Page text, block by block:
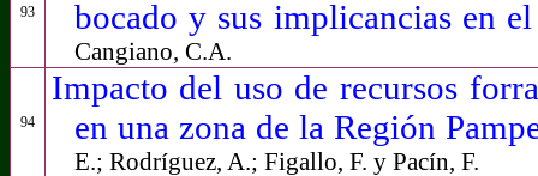
93
bocado y sus implicancias en
Cangiano, C.A.
94
Impacto del uso de recursos
en una zona de la Región
E.; Rodríguez, A.; Figallo, F. y Pacín, F.